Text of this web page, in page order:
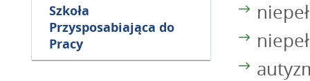
Szkoła
Przysposabiająca do
Pracy